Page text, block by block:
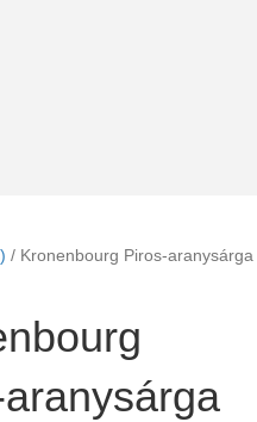
/ Kronenbourg Piros-aranysárga